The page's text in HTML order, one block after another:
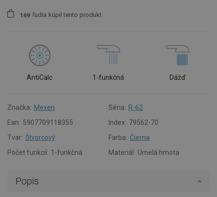
1 69 ľudia kúpil tento produkt.
AntiCalc 1-funkčná Dážď
Značka: Mexen Séria: R-62
Ean: 5907709118355 Index: 79562-70
Tvar: Štvorcový Farba: Čierna
Počet funkcií: 1-funkčná Materiál: Umelá hmota
Popis